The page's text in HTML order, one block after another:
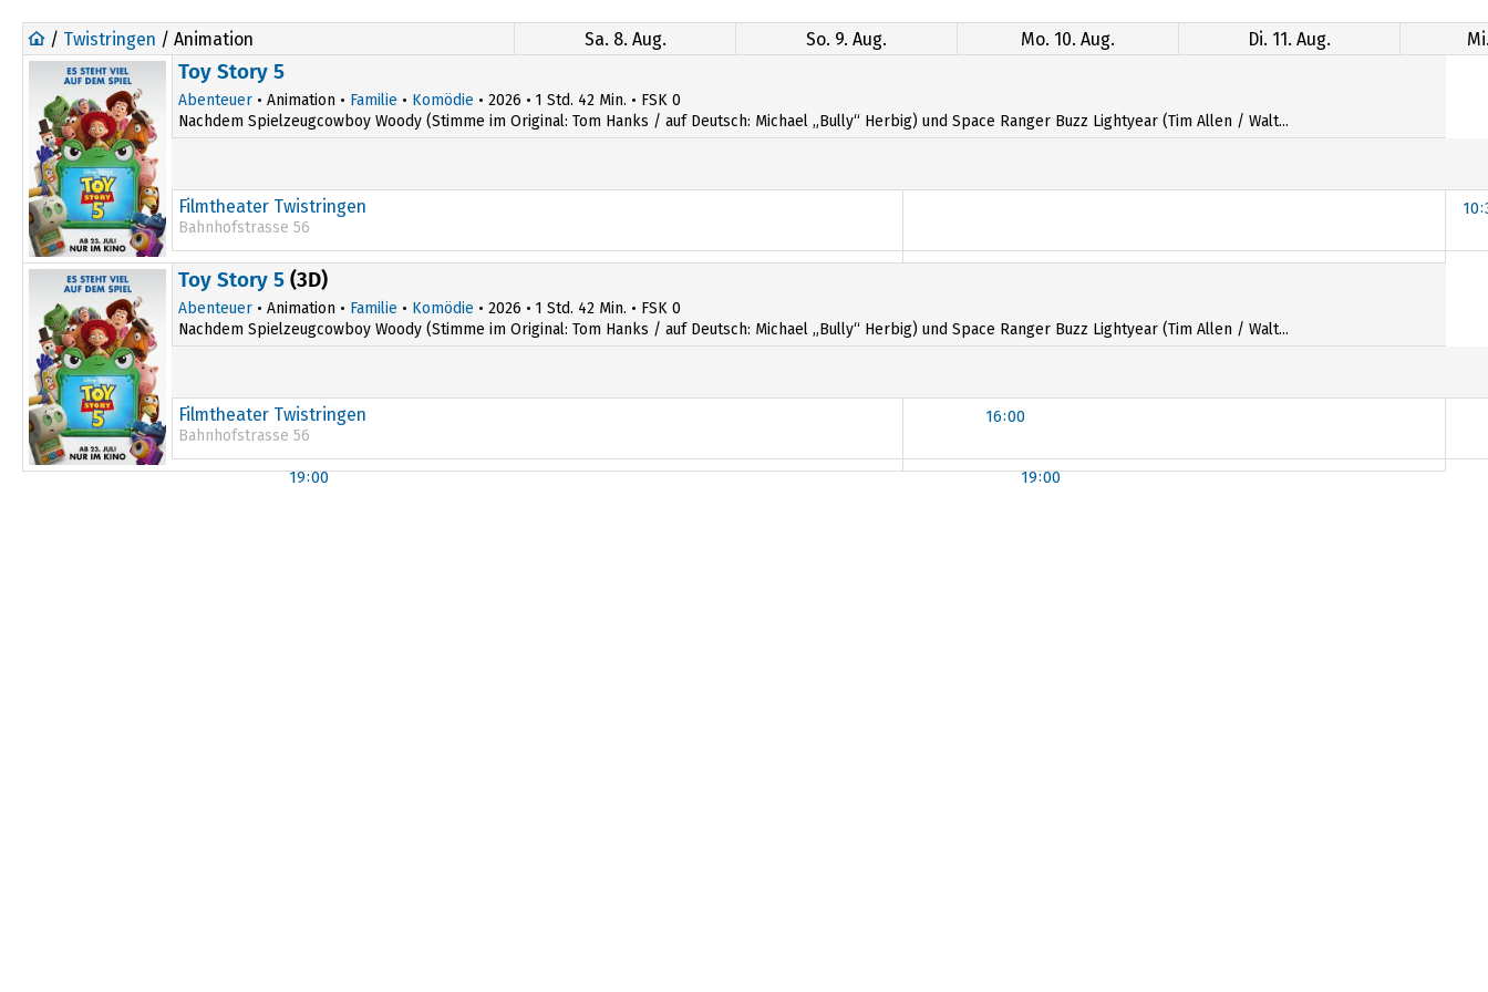
/ Twistringen / Animation Sa. 8. Aug. So. 9. Aug. Mo. 10. Aug. Di. 11. Aug.
Toy Story 5
Abenteuer • Animation • Familie • Komödie • 2026 • 1 Std. 42 Min. • FSK 0
Nachdem Spielzeugcowboy Woody (Stimme im Original: Tom Hanks / auf Deutsch: Michael „Bully“ Herbig) und Space Ranger Buzz Lightyear (Tim Allen / Walt...
Filmtheater Twistringen
Bahnhofstrasse 56
14:00
Toy Story 5 (3D)
Abenteuer • Animation • Familie • Komödie • 2026 • 1 Std. 42 Min. • FSK 0
Nachdem Spielzeugcowboy Woody (Stimme im Original: Tom Hanks / auf Deutsch: Michael „Bully“ Herbig) und Space Ranger Buzz Lightyear (Tim Allen / Walt...
Filmtheater Twistringen
Bahnhofstrasse 56
16:00
19:00 19:00